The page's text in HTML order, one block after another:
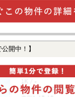
開中！】